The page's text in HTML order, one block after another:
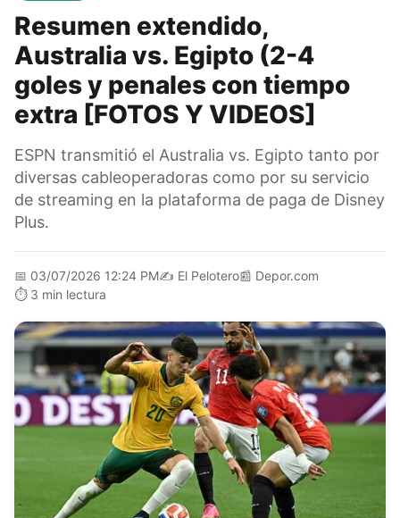
Resumen extendido,
Australia vs. Egipto (2-4
goles y penales con tiempo
extra [FOTOS Y VIDEOS]
ESPN transmitió el Australia vs. Egipto tanto por
diversas cableoperadoras como por su servicio
de streaming en la plataforma de paga de Disney
Plus.
📅 03/07/2026 12:24 PM✍️ El Pelotero📰 Depor.com
⏱️ 3 min lectura